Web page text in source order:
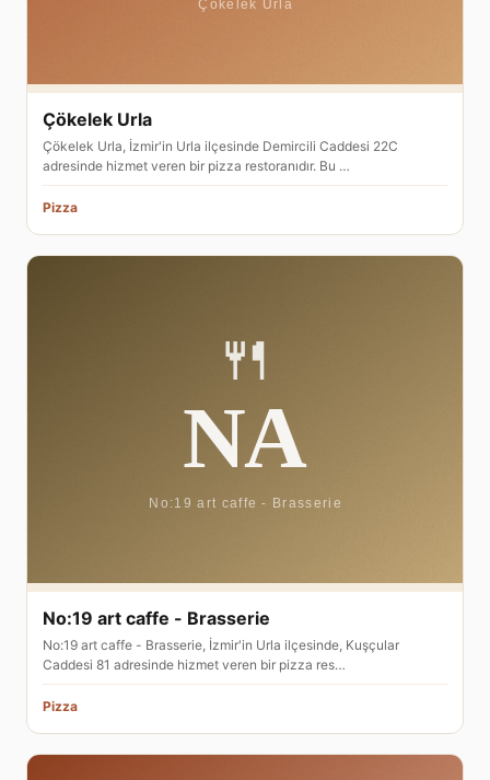
Çökelek Urla
Çökelek Urla, İzmir'in Urla ilçesinde Demircili Caddesi 22C
adresinde hizmet veren bir pizza restoranıdır. Bu …
Pizza
No:19 art caffe - Brasserie
No:19 art caffe - Brasserie, İzmir'in Urla ilçesinde, Kuşçular
Caddesi 81 adresinde hizmet veren bir pizza res…
Pizza